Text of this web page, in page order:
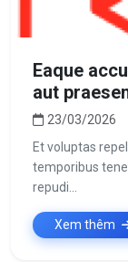
Eaque
aut
23/03/2026
Et voluptas
temporibus
repudi...
Xem thêm